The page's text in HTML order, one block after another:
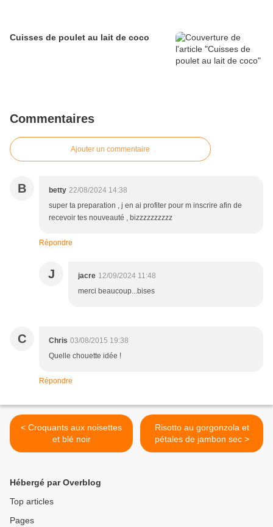
Cuisses de poulet au lait de coco
Commentaires
Ajouter un commentaire
B betty 22/08/2024 14:38
super ta preparation , j en ai profiter pour m inscrire afin de
recevoir tes nouveauté , bizzzzzzzzzz
Répondre
J jacre 12/09/2024 11:48
merci beaucoup...bises
C Chris 03/08/2015 19:38
Quelle chouette idée !
Répondre
< Croquants aux noisettes
et blé noir
Risotto au gorgonzola et
pétales de jambon sec >
Hébergé par Overblog
Top articles
Pages